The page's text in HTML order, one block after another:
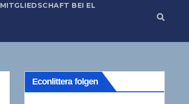
MITGLIEDSCHAFT BEI EL
Econlittera folgen